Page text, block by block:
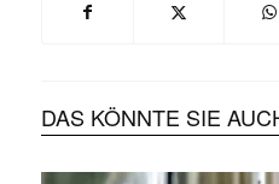
DAS KÖNNTE SIE